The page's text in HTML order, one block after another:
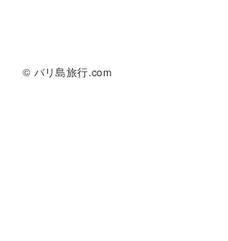
© バリ島旅行.com